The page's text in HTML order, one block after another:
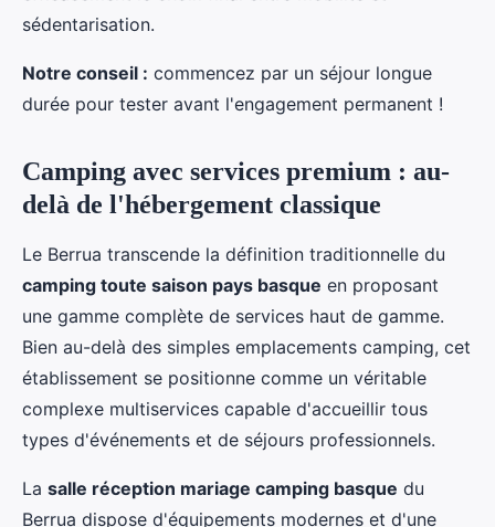
sédentarisation.
Notre conseil : commencez par un séjour longue
durée pour tester avant l'engagement permanent !
Camping avec services premium : au-
delà de l'hébergement classique
Le Berrua transcende la définition traditionnelle du
camping toute saison pays basque en proposant
une gamme complète de services haut de gamme.
Bien au-delà des simples emplacements camping, cet
établissement se positionne comme un véritable
complexe multiservices capable d'accueillir tous
types d'événements et de séjours professionnels.
La salle réception mariage camping basque du
Berrua dispose d'équipements modernes et d'une